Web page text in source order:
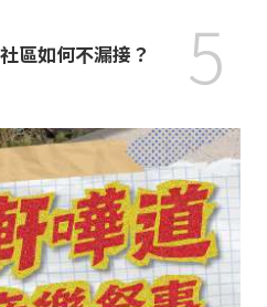
區如何不漏接？ 5